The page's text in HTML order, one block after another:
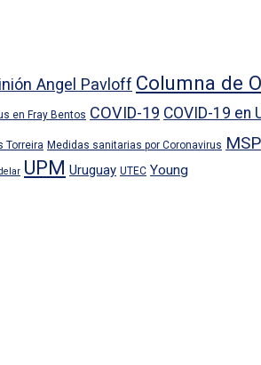
Angel Pavloff Columna de
en Fray Bentos COVID-19 COVID-19 en
Torreira Medidas sanitarias por Coronavirus MSP
UPM Uruguay UTEC Young